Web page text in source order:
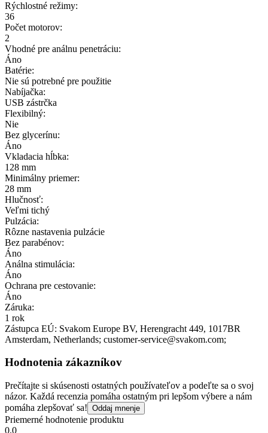
Rýchlostné režimy:
36
Počet motorov:
2
Vhodné pre análnu penetráciu:
Áno
Batérie:
Nie sú potrebné pre použitie
Nabíjačka:
USB zástrčka
Flexibilný:
Nie
Bez glycerínu:
Áno
Vkladacia hĺbka:
128 mm
Minimálny priemer:
28 mm
Hlučnosť:
Veľmi tichý
Pulzácia:
Rôzne nastavenia pulzácie
Bez parabénov:
Áno
Análna stimulácia:
Áno
Ochrana pre cestovanie:
Áno
Záruka:
1 rok
Zástupca EÚ: Svakom Europe BV, Herengracht 449, 1017BR
Amsterdam, Netherlands; customer-service@svakom.com;
Hodnotenia zákazníkov
Prečítajte si skúsenosti ostatných používateľov a podeľte sa o svoj
názor. Každá recenzia pomáha ostatným pri lepšom výbere a nám
pomáha zlepšovať sa! Oddaj mnenje
Priemerné hodnotenie produktu
0.0